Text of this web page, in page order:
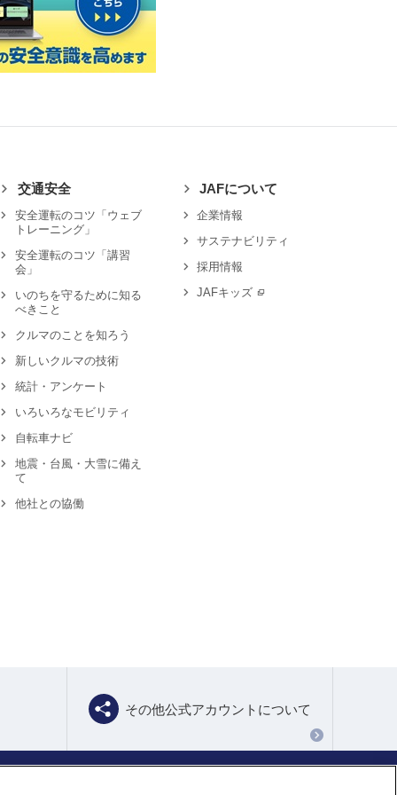
交通安全
安全運転のコツ「ウェブ
トレーニング」
安全運転のコツ「講習
会」
いのちを守るために知る
べきこと
クルマのことを知ろう
新しいクルマの技術
統計・アンケート
いろいろなモビリティ
自転車ナビ
地震・台風・大雪に備え
て
他社との協働
JAFについて
企業情報
サステナビリティ
採用情報
JAFキッズ
その他公式アカウントについて